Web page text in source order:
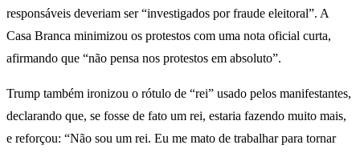
responsáveis deveriam ser “investigados por fraude eleitoral”. A
Casa Branca minimizou os protestos com uma nota oficial curta,
afirmando que “não pensa nos protestos em absoluto”.
Trump também ironizou o rótulo de “rei” usado pelos manifestantes,
declarando que, se fosse de fato um rei, estaria fazendo muito mais,
e reforçou: “Não sou um rei. Eu me mato de trabalhar para tornar